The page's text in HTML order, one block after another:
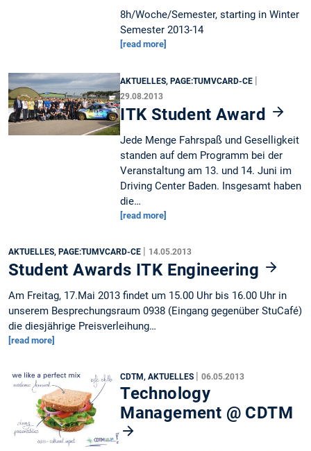
8h/Woche/Semester, starting in Winter
Semester 2013-14
[read more]
AKTUELLES, PAGE:TUMVCARD-CE |
29.08.2013
ITK Student Award
Jede Menge Fahrspaß und Geselligkeit
standen auf dem Programm bei der
Veranstaltung am 13. und 14. Juni im
Driving Center Baden. Insgesamt haben
die…
[read more]
AKTUELLES, PAGE:TUMVCARD-CE | 14.05.2013
Student Awards ITK Engineering
Am Freitag, 17.Mai 2013 findet um 15.00 Uhr bis 16.00 Uhr in
unserem Besprechungsraum 0938 (Eingang gegenüber StuCafé)
die diesjährige Preisverleihung…
[read more]
CDTM, AKTUELLES |06.05.2013
Technology
Management @ CDTM